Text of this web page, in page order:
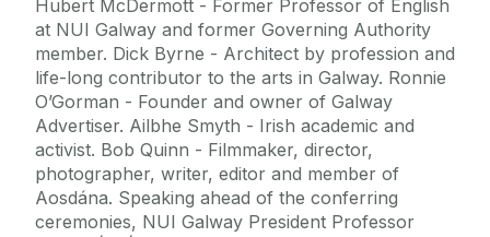
Hubert McDermott - Former Professor of English
at NUI Galway and former Governing Authority
member. Dick Byrne - Architect by profession and
life-long contributor to the arts in Galway. Ronnie
O’Gorman - Founder and owner of Galway
Advertiser. Ailbhe Smyth - Irish academic and
activist. Bob Quinn - Filmmaker, director,
photographer, writer, editor and member of
Aosdána. Speaking ahead of the conferring
ceremonies, NUI Galway President Professor